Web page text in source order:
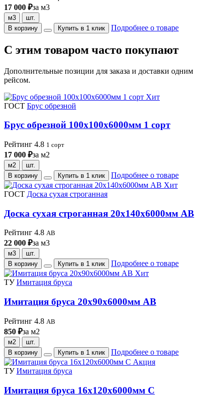
17 000 ₽за м3
м3
шт.
В корзину
Купить в 1 клик Подробнее о товаре
С этим товаром часто покупают
Дополнительные позиции для заказа и доставки одним
рейсом.
Хит
ГОСТ Брус обрезной
Брус обрезной 100х100х6000мм 1 сорт
Рейтинг 4.8 1 сорт
17 000 ₽за м2
м2
шт.
В корзину
Купить в 1 клик
Подробнее о товаре
Хит
ГОСТ Доска сухая строганная
Доска сухая строганная 20х140х6000мм AB
Рейтинг 4.8 AB
22 000 ₽за м3
м3
шт.
В корзину
Купить в 1 клик
Подробнее о товаре
Хит
ТУ Имитация бруса
Имитация бруса 20х90х6000мм AB
Рейтинг 4.8 AB
850 ₽за м2
м2
шт.
В корзину
Купить в 1 клик
Подробнее о товаре
Акция
ТУ Имитация бруса
Имитация бруса 16х120х6000мм C